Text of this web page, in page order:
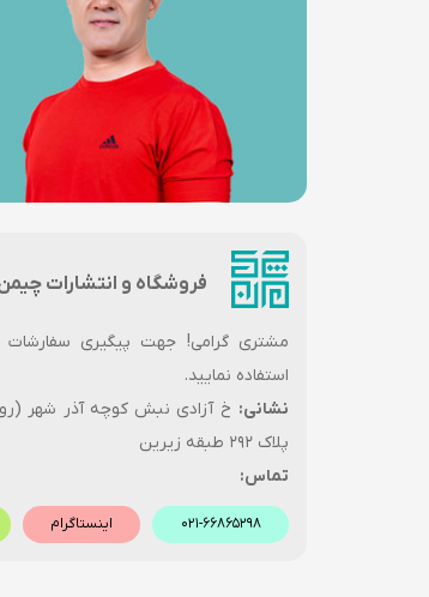
فروشگاه و انتشارات
مشتری گرامی! جهت پیگیری سفارشات
استفاده نمایید.
نشانی: خ آزادی نبش کوچه آذر شهر
پلاک ۲۹۲ طبقه زیرین
تماس:
۰۲۱-۶۶۸۶۵۲۹۸ اینستاگرام